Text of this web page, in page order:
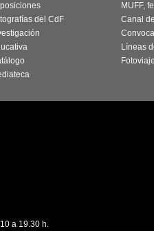
del CdF
MUFF,
Canal
Líneas
a 19.30 h.